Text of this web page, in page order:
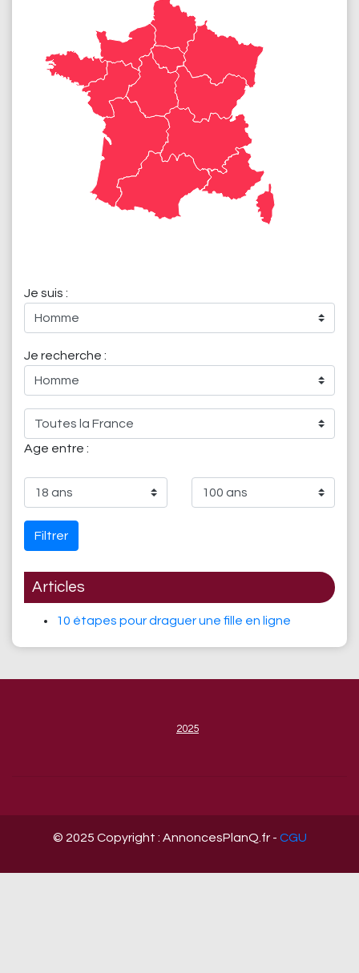
Je suis :
Je recherche :
Age entre :
Filtrer
Articles
10 étapes pour draguer une fille en ligne
2025
© 2025 Copyright : AnnoncesPlanQ.fr - CGU